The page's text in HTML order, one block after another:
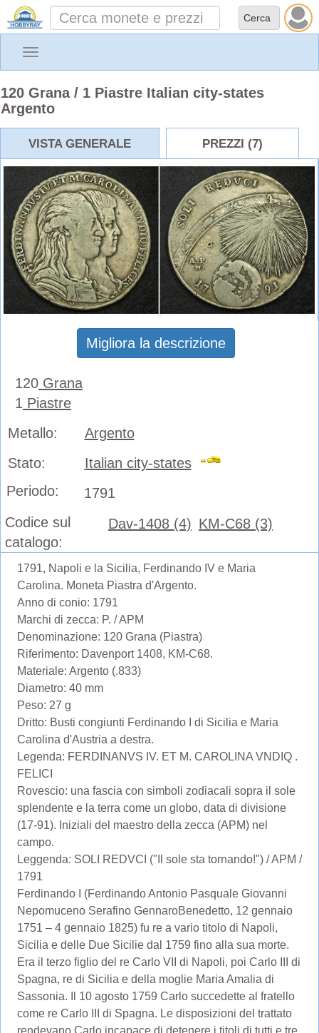
Toggle
120 Grana / 1 Piastre Italian city-states
Argento
VISTA GENERALE PREZZI (7)
Migliora la descrizione
120 Grana
1 Piastre
Metallo:
Argento
Stato:
Italian city-states
Periodo:
1791
Codice sul
catalogo:
Dav-1408 (4) KM-C68 (3)
1791, Napoli e la Sicilia, Ferdinando IV e Maria
Carolina. Moneta Piastra d'Argento.
Anno di conio: 1791
Marchi di zecca: P. / APM
Denominazione: 120 Grana (Piastra)
Riferimento: Davenport 1408, KM-C68.
Materiale: Argento (.833)
Diametro: 40 mm
Peso: 27 g
Dritto: Busti congiunti Ferdinando I di Sicilia e Maria
Carolina d'Austria a destra.
Legenda: FERDINANVS IV. ET M. CAROLINA VNDIQ .
FELICI
Rovescio: una fascia con simboli zodiacali sopra il sole
splendente e la terra come un globo, data di divisione
(17-91). Iniziali del maestro della zecca (APM) nel
campo.
Leggenda: SOLI REDVCI ("Il sole sta tornando!") / APM /
1791
Ferdinando I (Ferdinando Antonio Pasquale Giovanni
Nepomuceno Serafino GennaroBenedetto, 12 gennaio
1751 – 4 gennaio 1825) fu re a vario titolo di Napoli,
Sicilia e delle Due Sicilie dal 1759 fino alla sua morte.
Era il terzo figlio del re Carlo VII di Napoli, poi Carlo III di
Spagna, re di Sicilia e della moglie Maria Amalia di
Sassonia. Il 10 agosto 1759 Carlo succedette al fratello
come re Carlo III di Spagna. Le disposizioni del trattato
rendevano Carlo incapace di detenere i titoli di tutti e tre